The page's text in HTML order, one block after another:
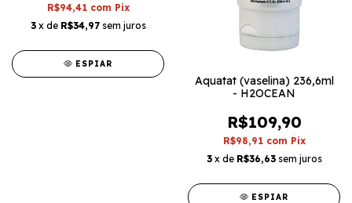
R$94,41 com Pix
3 x de R$34,97 sem juros
ESPIAR
Aquatat (vaselina) 236,6ml
- H2OCEAN
R$109,90
R$98,91 com Pix
3 x de R$36,63 sem juros
ESPIAR